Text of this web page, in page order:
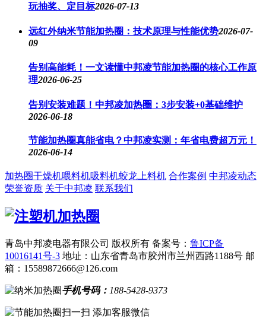
玩抽奖、定目标2026-07-13
远红外纳米节能加热圈：技术原理与性能优势2026-07-
09
告别高能耗！一文读懂中邦凌节能加热圈的核心工作原
理2026-06-25
告别安装难题！中邦凌加热圈：3步安装+0基础维护
2026-06-18
节能加热圈真能省电？中邦凌实测：年省电费超万元！
2026-06-14
加热圈干燥机喂料机吸料机蛟龙上料机 合作案例 中邦凌动态
荣誉资质 关于中邦凌 联系我们
青岛中邦凌电器有限公司 版权所有 备案号： 鲁ICP备
10016141号-3 地址：山东省青岛市胶州市兰州西路1188号 邮
箱：15589872666@126.com
手机号码： 188-5428-9373
扫一扫 添加客服微信